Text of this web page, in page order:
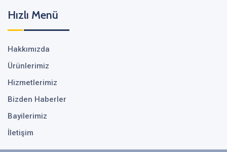
Hızlı Menü
Hakkımızda
Ürünlerimiz
Hizmetlerimiz
Bizden Haberler
Bayilerimiz
İletişim